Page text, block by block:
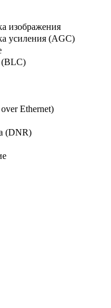
изображения
усиления (AGC)
(BLC)
Ethernet)
(DNR)